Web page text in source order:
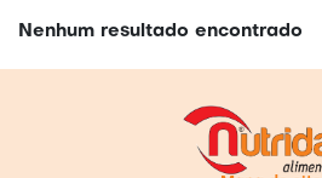
Nenhum resultado encontrado